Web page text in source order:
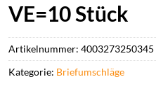
VE=10 Stück
Artikelnummer: 4003273250345
Kategorie: Briefumschläge